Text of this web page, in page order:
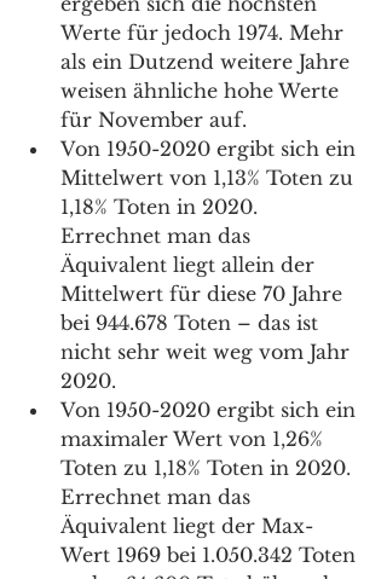
Werte für jedoch 1974. Mehr
als ein Dutzend weitere Jahre
weisen ähnliche hohe Werte
für November auf.
Von 1950-2020 ergibt sich ein
Mittelwert von 1,13% Toten zu
1,18% Toten in 2020.
Errechnet man das
Äquivalent liegt allein der
Mittelwert für diese 70 Jahre
bei 944.678 Toten – das ist
nicht sehr weit weg vom Jahr
2020.
Von 1950-2020 ergibt sich ein
maximaler Wert von 1,26%
Toten zu 1,18% Toten in 2020.
Errechnet man das
Äquivalent liegt der Max-
Wert 1969 bei 1.050.342 Toten